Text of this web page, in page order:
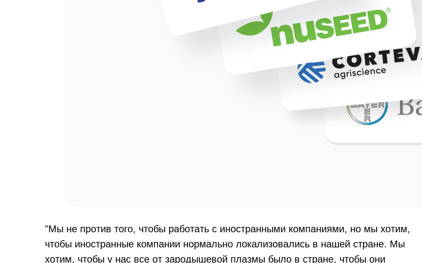
"Мы не против того, чтобы работать с иностранными компаниями, но мы хотим,
чтобы иностранные компании нормально локализовались в нашей стране. Мы
хотим, чтобы у нас все от зародышевой плазмы было в стране, чтобы они